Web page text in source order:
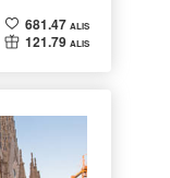
681.47 ALIS
121.79 ALIS